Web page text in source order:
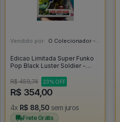
Vendido por: O Colecionador - SP
Edicao Limitada Super Funko
Pop Black Luster Soldier -
R$ 459,74
23% OFF
R$ 354,00
4x R$ 88,50 sem juros
Frete Grátis